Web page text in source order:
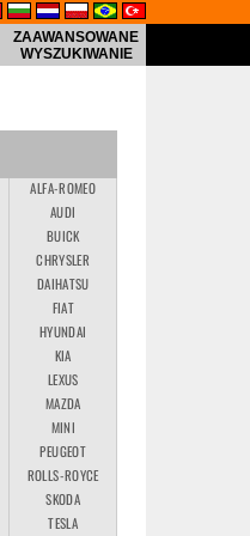
ZAAWANSOWANE
WYSZUKIWANIE
ALFA-ROMEO
AUDI
BUICK
CHRYSLER
DAIHATSU
FIAT
HYUNDAI
KIA
LEXUS
MAZDA
MINI
PEUGEOT
ROLLS-ROYCE
SKODA
TESLA